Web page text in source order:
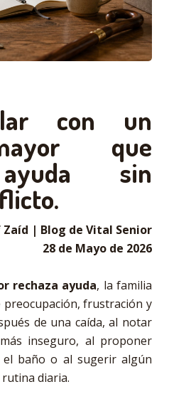
con un
que
sin
Zaíd | Blog de Vital Senior
28 de Mayo de 2026
rechaza ayuda, la familia
preocupación, frustración y
de una caída, al notar
inseguro, al proponer
baño o al sugerir algún
diaria.